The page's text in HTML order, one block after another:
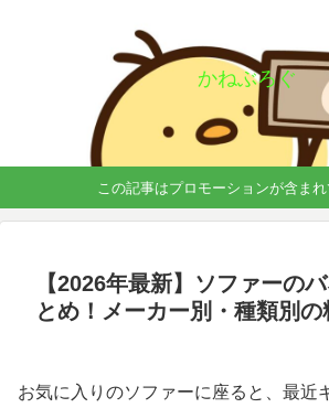
かねぶろぐ
この記事はプロモーションが含まれ
【2026年最新】ソファーの
とめ！メーカー別・種類別
お気に入りのソファーに座ると、最近